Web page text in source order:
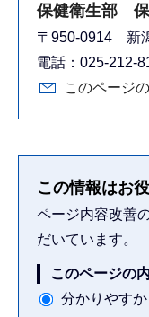
保健衛生部
〒950-0914 新
電話：025-212-
このページ
この情報はお
ページ内容改善
だいています。
このページの
分かりやすか